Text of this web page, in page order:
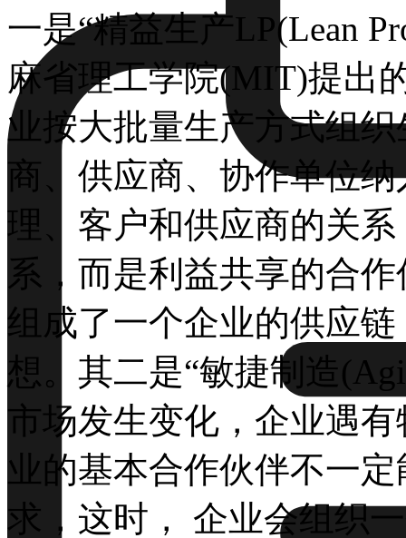
一是“精益生产LP(Lean
麻省理工学院(MIT)提出
业按大批量生产方式组
商、供应商、协作单位
理、客户和供应商的关
系，而是利益共享的合
组成了一个企业的供应
想。其二是“敏捷制造
市场发生变化，企业遇
业的基本合作伙伴不一
求，这时， 企业会组织